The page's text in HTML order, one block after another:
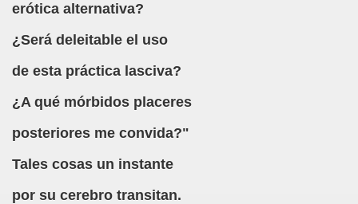
erótica alternativa?
¿Será deleitable el uso
de esta práctica lasciva?
¿A qué mórbidos placeres
posteriores me convida?"
Tales cosas un instante
por su cerebro transitan.